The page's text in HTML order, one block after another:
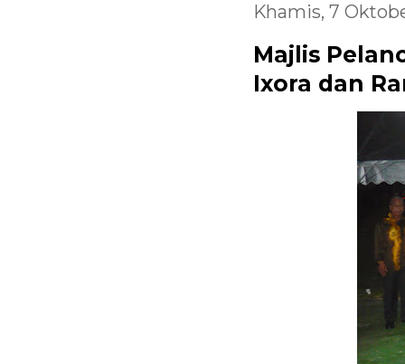
Khamis, 7
Majlis
Ixora dan